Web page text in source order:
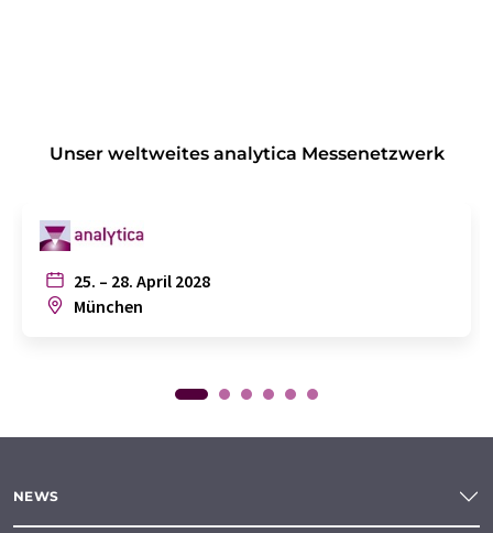
Unser weltweites analytica Messenetzwerk
25. – 28. April 2028
München
NEWS